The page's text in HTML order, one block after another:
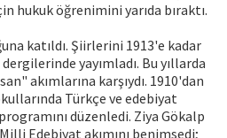
hukuk öğrenimini yarıda bıraktı.
katıldı. Şiirlerini 1913'e kadar
yayımladı. Bu yıllarda
akımlarına karşıydı. 1910'dan
Türkçe ve edebiyat
düzenledi. Ziya Gökalp
Edebiyat akımını benimsedi;